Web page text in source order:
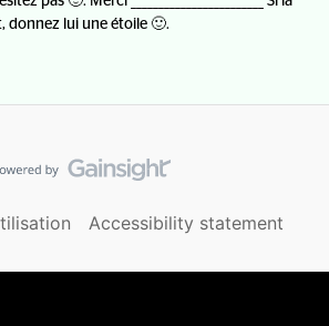
donnez lui une étoile 🙂.
Accessibility statement